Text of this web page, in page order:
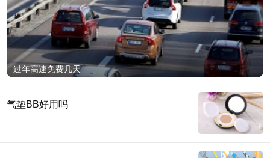
过年高速免费几天
气垫BB好用吗